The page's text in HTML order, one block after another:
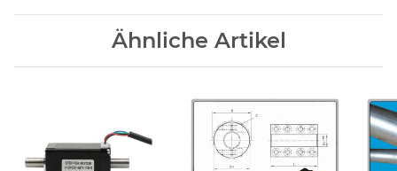
Ähnliche Artikel